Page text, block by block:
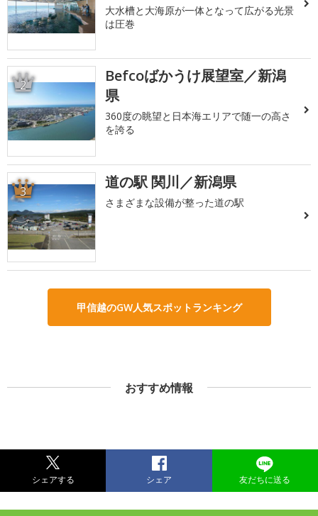
大水槽と大海原が一体となって広がる光景
は圧巻
2
Befcoばかうけ展望室／新潟
県
360度の眺望と日本海エリアで随一の高さ
を誇る
3 道の駅 関川／新潟県
さまざまな設備が整った道の駅
甲信越のGW人気スポットランキング
おすすめ情報
シェアする シェア 友だちに送る